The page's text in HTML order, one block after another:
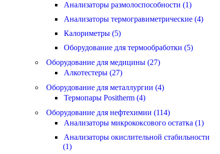
Анализаторы размолоспособности (1)
Анализаторы термогравиметрические (4)
Калориметры (5)
Оборудование для термообработки (5)
Оборудование для медицины (27)
Алкотестеры (27)
Оборудование для металлургии (4)
Термопары Positherm (4)
Оборудование для нефтехимии (114)
Анализаторы микрококсового остатка (1)
Анализаторы окислительной стабильности
(1)